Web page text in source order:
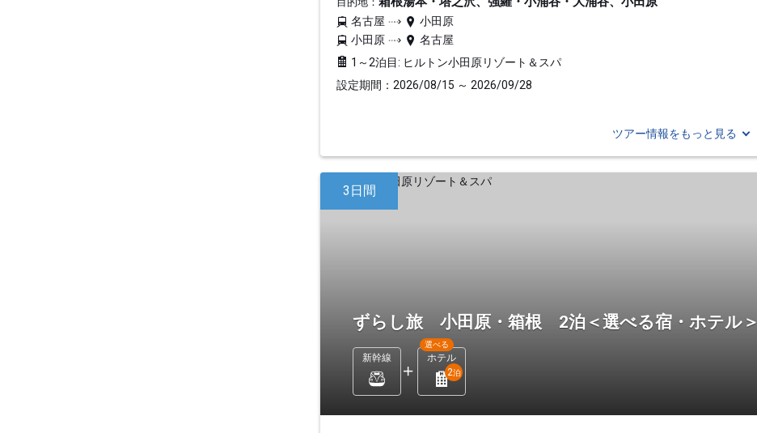
名古屋
小田原
小田原
名古屋
1～2泊目: ヒルトン小田原リゾート＆スパ
設定期間：2026/08/15 ～ 2026/09/28
ツアー情報をもっと見る
3日間
ずらし旅 小田原・箱根 2泊＜選べる宿・ホテル＞
新幹線 ホテル
選べる
2泊